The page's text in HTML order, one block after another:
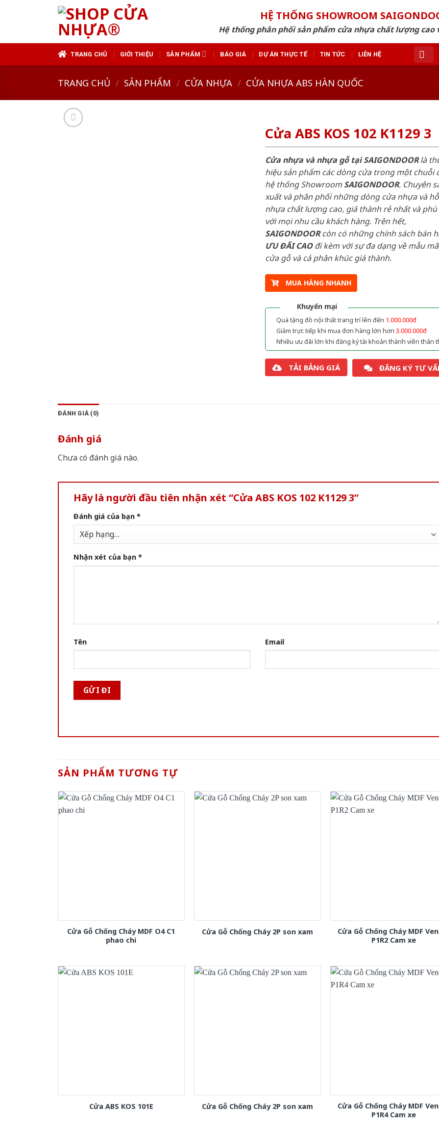
HỆ THỐNG SHOWROOM
Hệ thống phân phối sản phẩm cửa nhựa chất lượng cao
TRANG CHỦ GIỚI THIỆU SẢN PHẨM BÁO GIÁ DỰ ÁN THỰC TẾ TIN TỨC LIÊN HỆ
TRANG CHỦ / SẢN PHẨM / CỬA NHỰA / CỬA NHỰA ABS HÀN QUỐC
Cửa ABS KOS 102 K1129 3
Cửa nhựa và nhựa gỗ tại SAIGONDOORlà
hiệu sản phẩm các dòng cửa trong một chuỗi
hệ thống ShowroomSAIGONDOOR. Chuyên
xuất và phân phối những dòng cửa nhựa và
nhựa chất lượng cao, giá thành rẻ nhất và
với mọi nhu cầu khách hàng. Trên hết,
SAIGONDOORcòn có những chính sách bán
ƯU ĐÃI CAOđi kèm với sự đa dạng về mẫu
cửa gỗ và cả phân khúc giá thành.
MUA HÀNG NHANH
Khuyến mại
Quà tặng đồ nội thất trang trí lên đến 1.000.000đ
Giảm trực tiếp khi mua đơn hàng lớn hơn 3.000.000đ
Nhiều ưu đãi lớn khi đăng ký tài khoản thành viên thân
TẢI BẢNG GIÁ ĐĂNG KÝ TƯ
ĐÁNH GIÁ (0)
Đánh giá
Chưa có đánh giá nào.
Hãy là người đầu tiên nhận xét “Cửa ABS KOS 102 K1129 3”
Đánh giá của bạn *
Nhận xét của bạn *
Tên Email
SẢN PHẨM TƯƠNG TỰ
Cửa Gỗ Chống Cháy MDF O4 C1
phao chi
Cửa Gỗ Chống Cháy 2P son xam
Cửa Gỗ Chống Cháy MDF
P1R2 Cam xe
Cửa ABS KOS 101E Cửa Gỗ Chống Cháy 2P son xam
Cửa Gỗ Chống Cháy MDF
P1R4 Cam xe